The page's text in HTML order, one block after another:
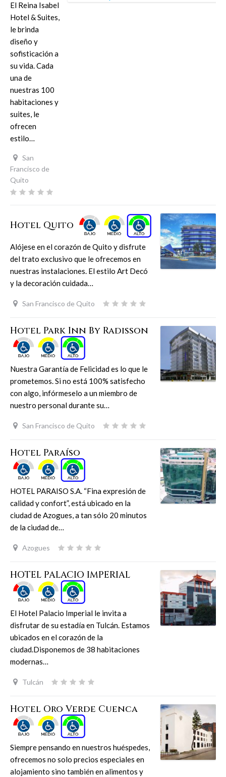
El Reina Isabel
Hotel & Suites,
le brinda
diseño y
sofisticación a
su vida. Cada
una de
nuestras 100
habitaciones y
suites, le
ofrecen
estilo…
San
Francisco de
Quito
Hotel Quito
Alójese en el corazón de Quito y disfrute
del trato exclusivo que le ofrecemos en
nuestras instalaciones. El estilo Art Decó
y la decoración cuidada…
San Francisco de Quito
Hotel Park Inn By Radisson
Nuestra Garantía de Felicidad es lo que le
prometemos. Si no está 100% satisfecho
con algo, infórmeselo a un miembro de
nuestro personal durante su…
San Francisco de Quito
Hotel Paraíso
HOTEL PARAISO S.A. “Fina expresión de
calidad y confort”, está ubicado en la
ciudad de Azogues, a tan sólo 20 minutos
de la ciudad de…
Azogues
HOTEL PALACIO IMPERIAL
El Hotel Palacio Imperial le invita a
disfrutar de su estadía en Tulcán. Estamos
ubicados en el corazón de la
ciudad.Disponemos de 38 habitaciones
modernas…
Tulcán
Hotel Oro Verde Cuenca
Siempre pensando en nuestros huéspedes,
ofrecemos no solo precios especiales en
alojamiento sino también en alimentos y